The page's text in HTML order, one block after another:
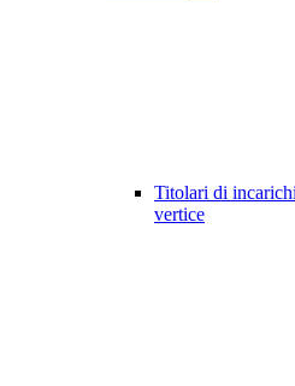
Titolari di
vertice